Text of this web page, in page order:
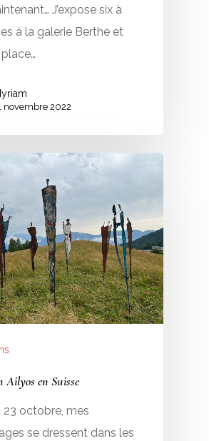
J’expose six à
à la galerie Berthe et
place…
novembre 2022
Ailyos en Suisse
23 octobre, mes
se dressent dans les